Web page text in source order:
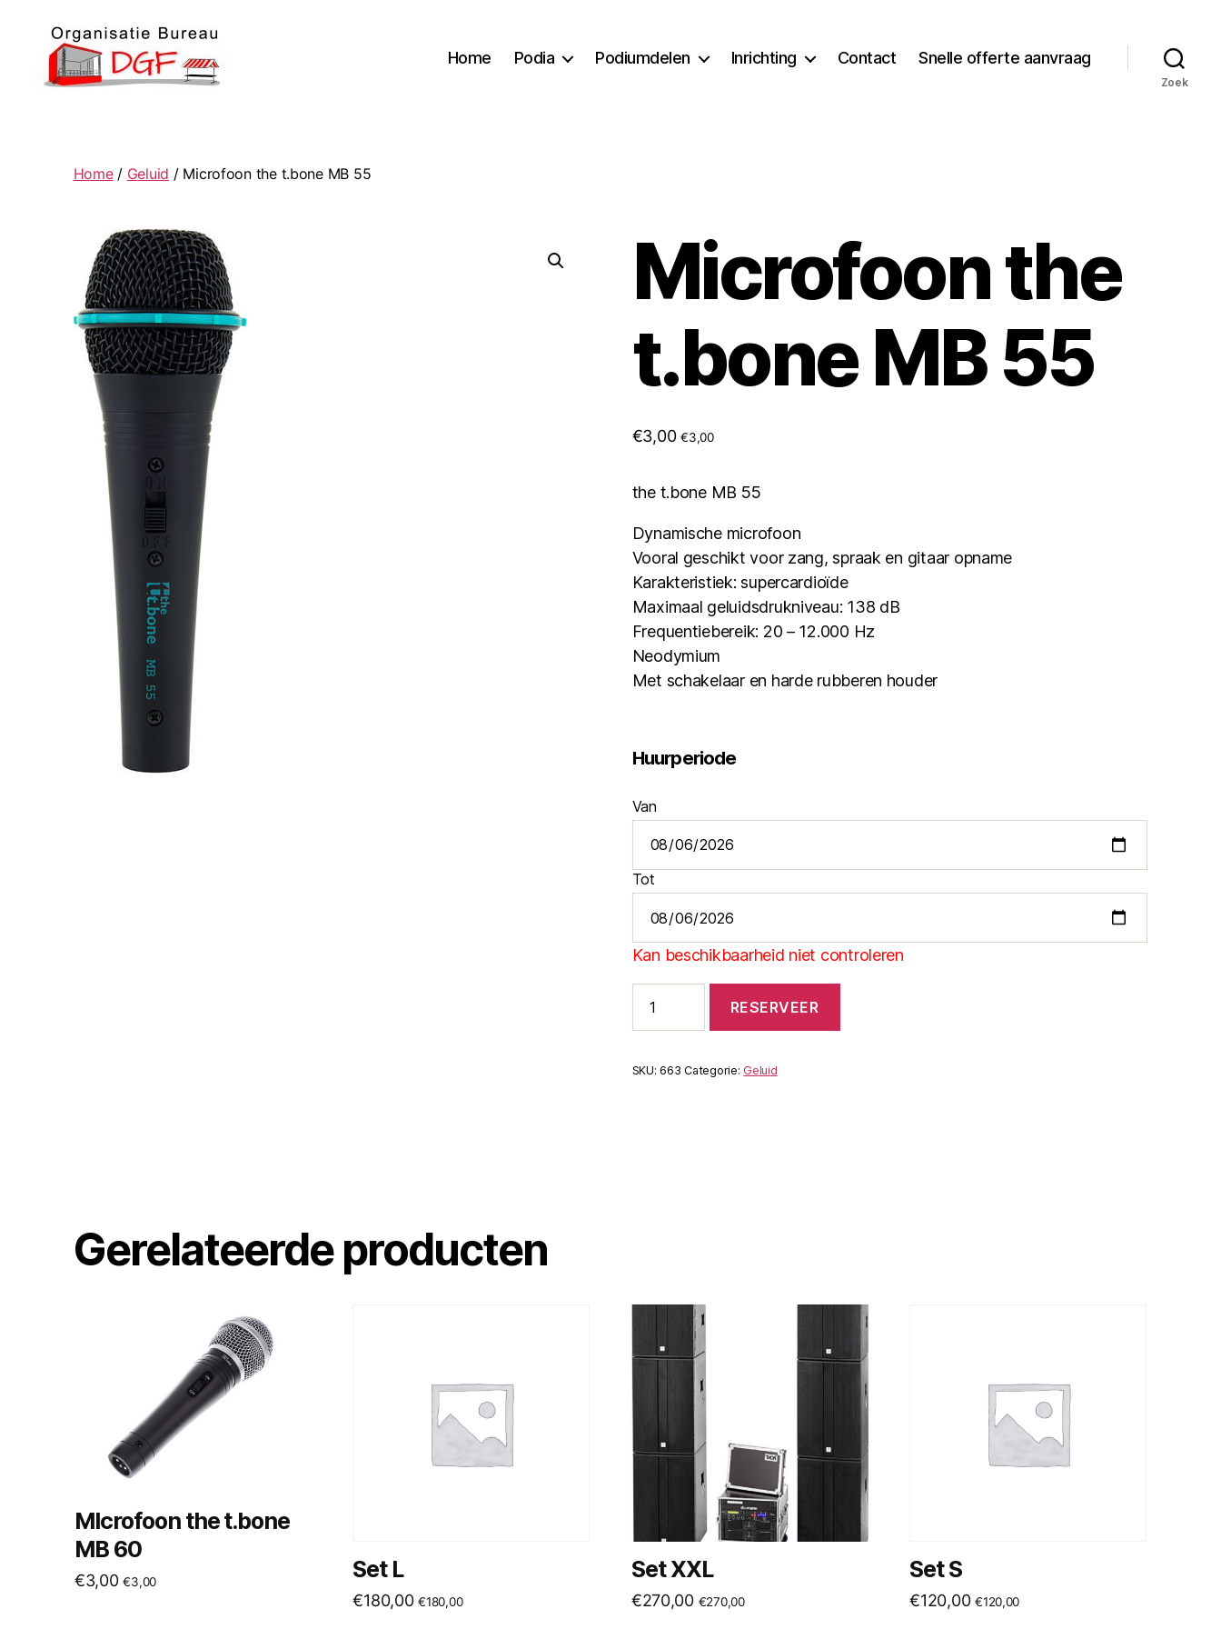
Home Podia Podiumdelen Inrichting Contact Snelle offerte aanvraag
Zoek
Home/ Geluid / Microfoon the t.bone MB 55
Microfoon the
t.bone MB 55
€3,00 €3,00
the t.bone MB 55
Dynamische microfoon
Vooral geschikt voor zang, spraak en gitaar opname
Karakteristiek: supercardioïde
Maximaal geluidsdrukniveau: 138 dB
Frequentiebereik: 20 – 12.000 Hz
Neodymium
Met schakelaar en harde rubberen houder
Huurperiode
Van
Tot
Kan beschikbaarheid niet controleren
the
t.bone
55
RESERVEER
SKU:663 Categorie: Geluid
Gerelateerde producten
MIcrofoon the t.bone
MB 60
€3,00 €3,00 Set L
€180,00 €180,00
Set XXL
€270,00 €270,00
Set S
€120,00 €120,00